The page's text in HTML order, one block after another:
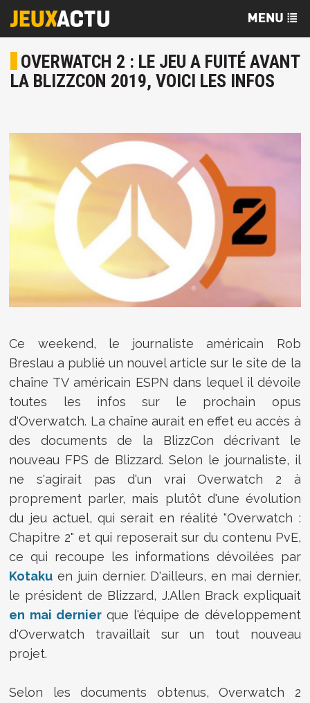
OVERWATCH 2 : LE JEU A FUITÉ AVANT
LA BLIZZCON 2019, VOICI LES INFOS
Ce weekend, le journaliste américain Rob
Breslau a publié un nouvel article sur le site de la
chaîne TV américain ESPN dans lequel il dévoile
toutes les infos sur le prochain opus
d'Overwatch. La chaîne aurait en effet eu accès à
des documents de la BlizzCon décrivant le
nouveau FPS de Blizzard. Selon le journaliste, il
ne s'agirait pas d'un vrai Overwatch 2 à
proprement parler, mais plutôt d'une évolution
du jeu actuel, qui serait en réalité "Overwatch :
Chapitre 2" et qui reposerait sur du contenu PvE,
ce qui recoupe les informations dévoilées par
Kotaku en juin dernier. D'ailleurs, en mai dernier,
le président de Blizzard, J.Allen Brack expliquait
en mai dernierque l'équipe de développement
d'Overwatch travaillait sur un tout nouveau
projet.
Selon les documents obtenus, Overwatch 2